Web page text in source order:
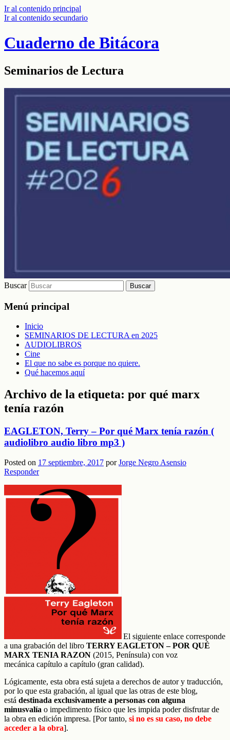
Ir al contenido principal
Ir al contenido secundario
Cuaderno de Bitácora
Seminarios de Lectura
Buscar
Menú principal
Inicio
SEMINARIOS DE LECTURA en 2025
AUDIOLIBROS
Cine
El que no sabe es porque no quiere.
Qué hacemos aquí
Archivo de la etiqueta: por qué marx
tenía razón
EAGLETON, Terry – Por qué Marx tenía razón (
audiolibro audio libro mp3 )
Posted on 17 septiembre, 2017 porJorge Negro Asensio
Responder
El siguiente enlace corresponde
a una grabación del libro TERRY EAGLETON – POR QUÉ
MARX TENIA RAZON (2015, Península) con voz
mecánica capítulo a capítulo (gran calidad).
Lógicamente, esta obra está sujeta a derechos de autor y traducción,
por lo que esta grabación, al igual que las otras de este blog,
está destinada exclusivamente a personas con alguna
minusvalía o impedimento físico que les impida poder disfrutar de
la obra en edición impresa. [Por tanto, si no es su caso, no debe
acceder a la obra].